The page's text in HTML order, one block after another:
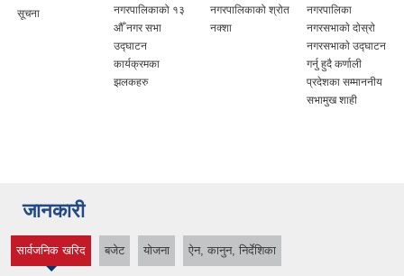
सूचना
नगरपालिकाको १३
औँ नगर सभा
उद्घाटन
कार्यक्रमका
झलकहरु
नगरपालिकाको श्रोत
नक्शा
नगरपालिका
नगरसभाकाे दाेस्राे
नगरसभाकाे उद्घाटन
गर्नु हुदै कर्णाली
प्रदेशका सम्माननीय
सभामुख शाही
जानकारी
सार्वजनिक खरिद बजेट योजना ऐन, कानुन, निर्देशिका